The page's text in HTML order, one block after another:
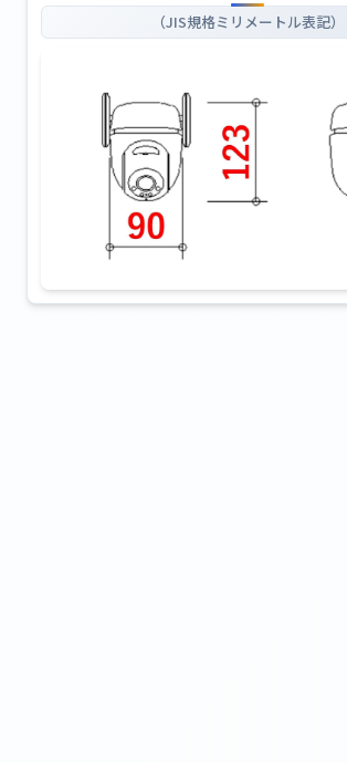
（JIS規格ミリメートル表記）